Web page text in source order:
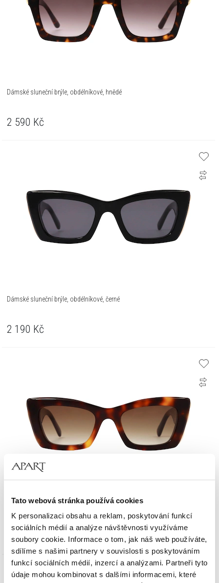
Tato webová stránka používá cookies
K personalizaci obsahu a reklam, poskytování funkcí
sociálních médií a analýze návštěvnosti využíváme
soubory cookie. Informace o tom, jak náš web používáte,
sdílíme s našimi partnery v souvislosti s poskytováním
funkcí sociálních médií, inzercí a analýzami. Partneři tyto
údaje mohou kombinovat s dalšími informacemi, které
Dámské sluneční brýle, obdélníkové, hnědé
2 590 Kč
Dámské sluneční brýle, obdélníkové, černé
2 190 Kč
Dámské sluneční brýle, obdélníkové, hnědé
2 390 Kč
Slevy